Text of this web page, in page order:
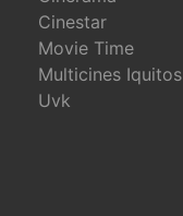
Cinestar
Movie Time
Multicines Iquitos
Uvk